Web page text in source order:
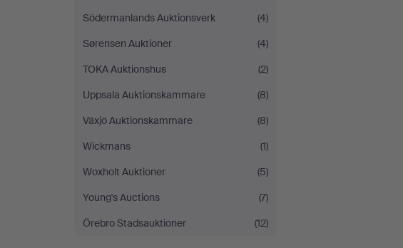
Södermanlands Auktionsverk
(4)
Sørensen Auktioner
(4)
TOKA Auktionshus
(2)
Uppsala Auktionskammare
(8)
Växjö Auktionskammare
(8)
Wickmans
(1)
Woxholt Auktioner
(5)
Young's Auctions
(7)
Örebro Stadsauktioner
(12)